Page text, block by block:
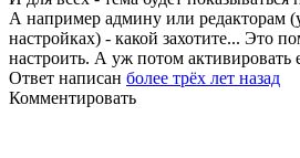
А например админу или редакторам
настройках) - какой захотите... Это
настроить. А уж потом активировать
Ответ написан более трёх лет назад
Комментировать